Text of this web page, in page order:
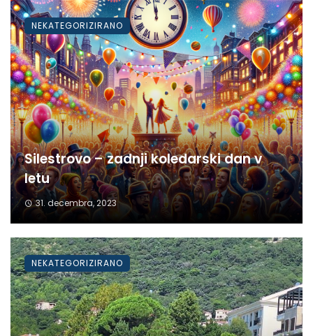
Silestrovo – zadnji koledarski dan v
letu
31. decembra, 2023
NEKATEGORIZIRANO
NEKATEGORIZIRANO